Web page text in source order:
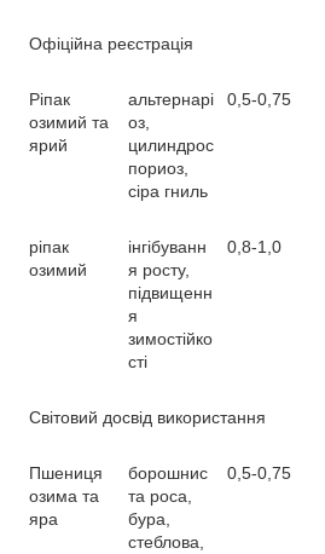
Офіційна реєстрація
Ріпак
озимий та
ярий
альтернарі
оз,
цилиндрос
пориоз,
сіра гниль
0,5-0,75
ріпак
озимий
інгібуванн
я росту,
підвищенн
я
зимостійко
сті
0,8-1,0
Світовий досвід використання
Пшениця
озима та
яра
борошнис
та роса,
бура,
стеблова,
0,5-0,75